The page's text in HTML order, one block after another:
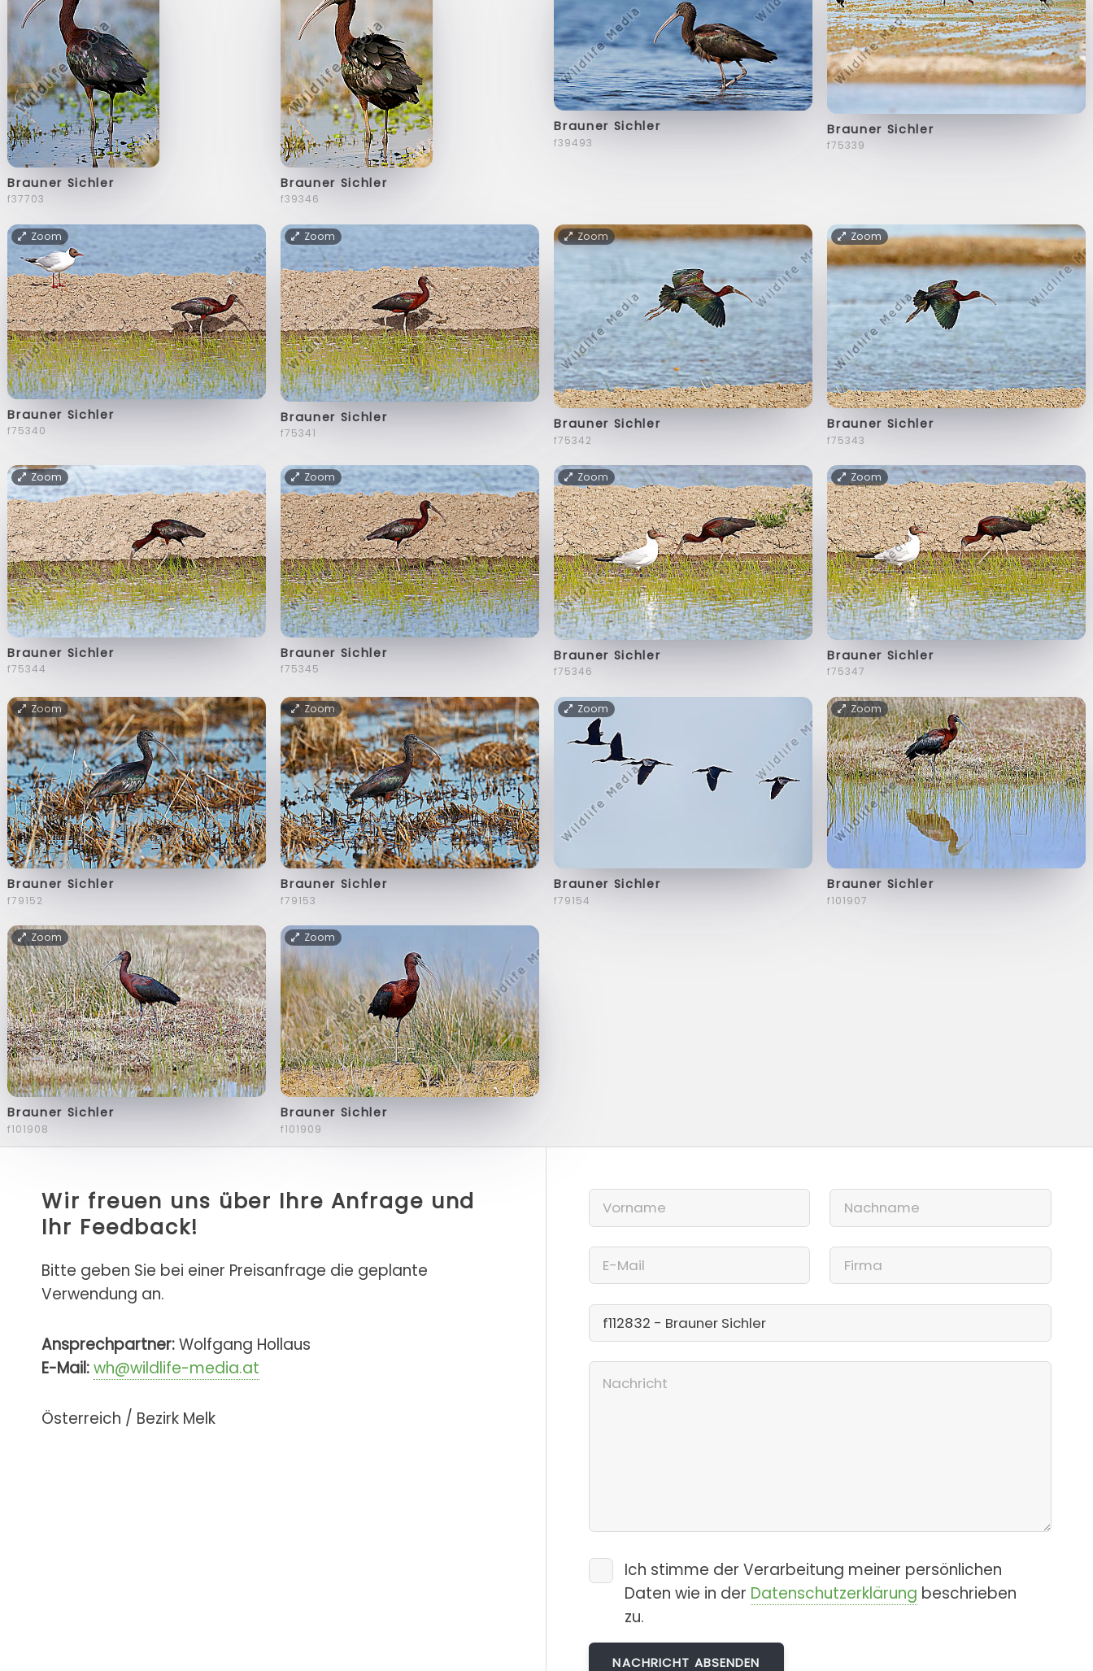
Brauner Sichler
f37703
Brauner Sichler
f39346
Brauner Sichler
f39493
Brauner Sichler
f75339
Zoom
Brauner Sichler
f75340
Zoom
Brauner Sichler
f75341
Zoom
Brauner Sichler
f75342
Zoom
Brauner Sichler
f75343
Zoom
Brauner Sichler
f75344
Zoom
Brauner Sichler
f75345
Zoom
Brauner Sichler
f75346
Zoom
Brauner Sichler
f75347
Zoom
Brauner Sichler
f79152
Zoom
Brauner Sichler
f79153
Zoom
Brauner Sichler
f79154
Zoom
Brauner Sichler
f101907
Zoom
Brauner Sichler
f101908
Zoom
Brauner Sichler
f101909
Wir freuen uns über Ihre Anfrage und
Ihr Feedback!
Bitte geben Sie bei einer Preisanfrage die geplante
Verwendung an.
Ansprechpartner:Wolfgang Hollaus
E-Mail:wh@wildlife-media.at
Österreich / Bezirk Melk
Ich stimme der Verarbeitung meiner persönlichen
Daten wie in der Datenschutzerklärung beschrieben
zu.